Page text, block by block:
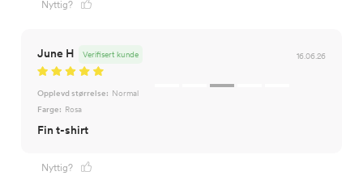
Nyttig?
June H 16.06.26
Verifisert kunde
Opplevd størrelse: Normal
Farge: Rosa
Fin t-shirt
Nyttig?